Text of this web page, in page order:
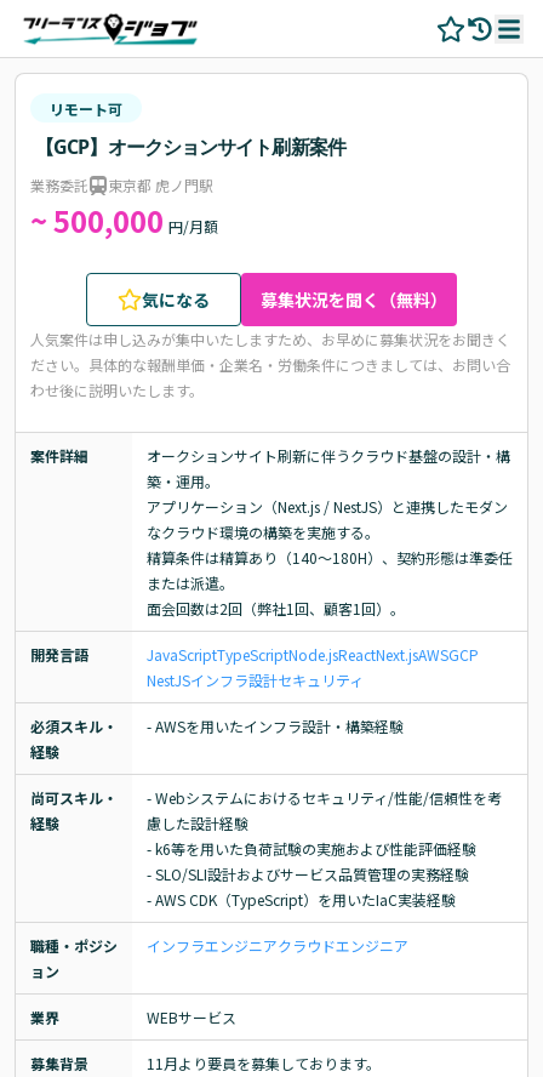
リモート可
【GCP】オークションサイト刷新案件
業務委託 東京都 虎ノ門駅
~ 500,000 円/月額
気になる 募集状況を聞く（無料）
人気案件は申し込みが集中いたしますため、お早めに募集状況をお聞きく
ださい。 具体的な報酬単価・企業名・労働条件につきましては、お問い合
わせ後に説明いたします。
案件詳細
オークションサイト刷新に伴うクラウド基盤の設計・構
築・運用。
アプリケーション（Next.js / NestJS）と連携したモダン
なクラウド環境の構築を実施する。
精算条件は精算あり（140～180H）、契約形態は準委任
または派遣。
面会回数は2回（弊社1回、顧客1回）。
開発言語 JavaScriptTypeScriptNode.jsReactNext.jsAWSGCP
NestJSインフラ設計セキュリティ
必須スキル・
経験
- AWSを用いたインフラ設計・構築経験
尚可スキル・
経験
- Webシステムにおけるセキュリティ/性能/信頼性を考
慮した設計経験
- k6等を用いた負荷試験の実施および性能評価経験
- SLO/SLI設計およびサービス品質管理の実務経験
- AWS CDK（TypeScript）を用いたIaC実装経験
職種・ポジシ
ョン
インフラエンジニアクラウドエンジニア
業界 WEBサービス
募集背景 11月より要員を募集しております。